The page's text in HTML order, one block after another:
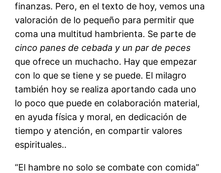
finanzas. Pero, en el texto de hoy, vemos una
valoración de lo pequeño para permitir que
coma una multitud hambrienta. Se parte de
cinco panes de cebada y un par de peces
que ofrece un muchacho. Hay que empezar
con lo que se tiene y se puede. El milagro
también hoy se realiza aportando cada uno
lo poco que puede en colaboración material,
en ayuda física y moral, en dedicación de
tiempo y atención, en compartir valores
espirituales..
“El hambre no solo se combate con comida”